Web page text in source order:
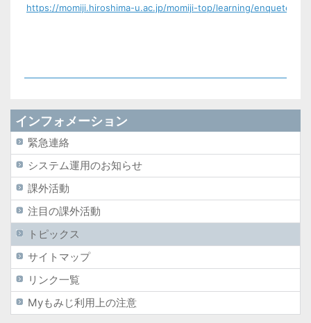
https://momiji.hiroshima-u.ac.jp/momiji-top/learning/enquete/
インフォメーション
緊急連絡
システム運用のお知らせ
課外活動
注目の課外活動
トピックス
サイトマップ
リンク一覧
Myもみじ利用上の注意